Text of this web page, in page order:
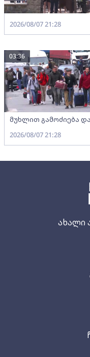
ახალი
2026/08/07 21:28
მუხლით გამოძიება
03:36
2026/08/07 21:28